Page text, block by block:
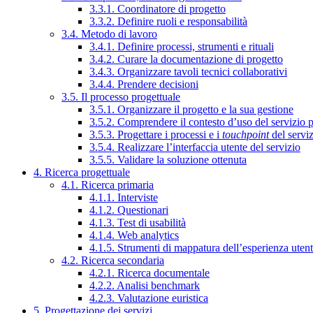
3.3.1. Coordinatore di progetto
3.3.2. Definire ruoli e responsabilità
3.4. Metodo di lavoro
3.4.1. Definire processi, strumenti e rituali
3.4.2. Curare la documentazione di progetto
3.4.3. Organizzare tavoli tecnici collaborativi
3.4.4. Prendere decisioni
3.5. Il processo progettuale
3.5.1. Organizzare il progetto e la sua gestione
3.5.2. Comprendere il contesto d’uso del servizio
3.5.3. Progettare i processi e i touchpointdel
3.5.4. Realizzare l’interfaccia utente del servizio
3.5.5. Validare la soluzione ottenuta
4. Ricerca progettuale
4.1. Ricerca primaria
4.1.1. Interviste
4.1.2. Questionari
4.1.3. Test di usabilità
4.1.4. Web analytics
4.1.5. Strumenti di mappatura dell’esperienza
4.2. Ricerca secondaria
4.2.1. Ricerca documentale
4.2.2. Analisi benchmark
4.2.3. Valutazione euristica
5. Progettazione dei servizi